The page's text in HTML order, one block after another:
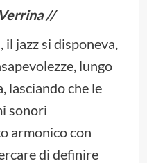
//
jazz si disponeva,
lungo
lasciando che le
sonori
armonico con
di definire